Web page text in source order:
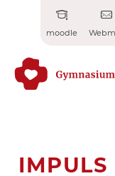
moodle